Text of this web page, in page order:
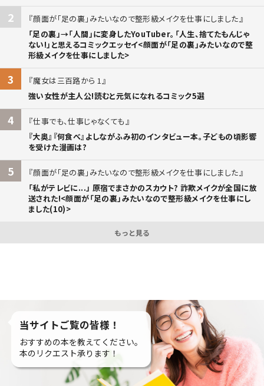
2
顔面が「足の裏」みたいなので整形級メイクを仕事にしました
「足の裏」→「人間」に変身したYouTuber。「人生、捨てたもんじゃ
ない!」と思えるコミックエッセイ<顔面が「足の裏」みたいなので整
形級メイクを仕事にしました>
3
魔女は三百路から 1
強い女性が主人公!読むと元気になれるコミック5選
4
仕事でも、仕事じゃなくても
『大奥』『何食べ』よしながふみ初のインタビュー本。子どもの頃影響
を受けた漫画は?
5
顔面が「足の裏」みたいなので整形級メイクを仕事にしました
「私がテレビに...」 原宿でまさかのスカウト? 詐欺メイクが全国に放
送された!<顔面が「足の裏」みたいなので整形級メイクを仕事にし
ました(10)>
もっと見る
当サイトご覧の皆様！
おすすめの本を教えてください。
本のリクエスト承ります！